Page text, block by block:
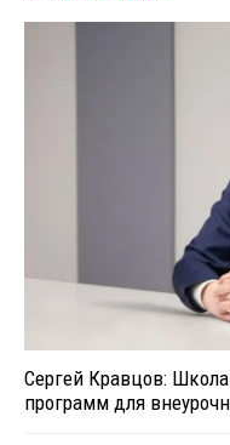
Сергей Кравцов:
программ для